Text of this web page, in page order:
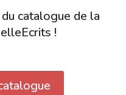
catalogue de la
!